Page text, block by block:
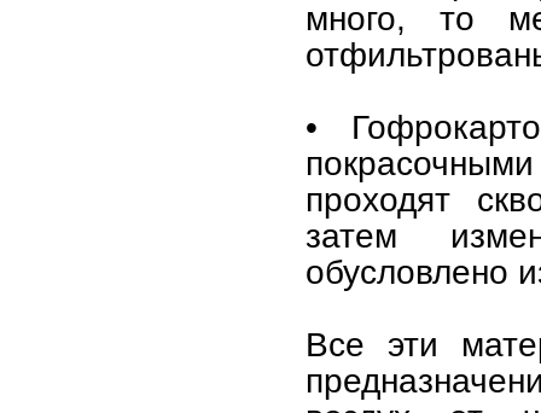
много, то
•
проходят
затем
обусловлено
Все эти